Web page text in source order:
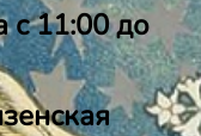
с 11:00 до